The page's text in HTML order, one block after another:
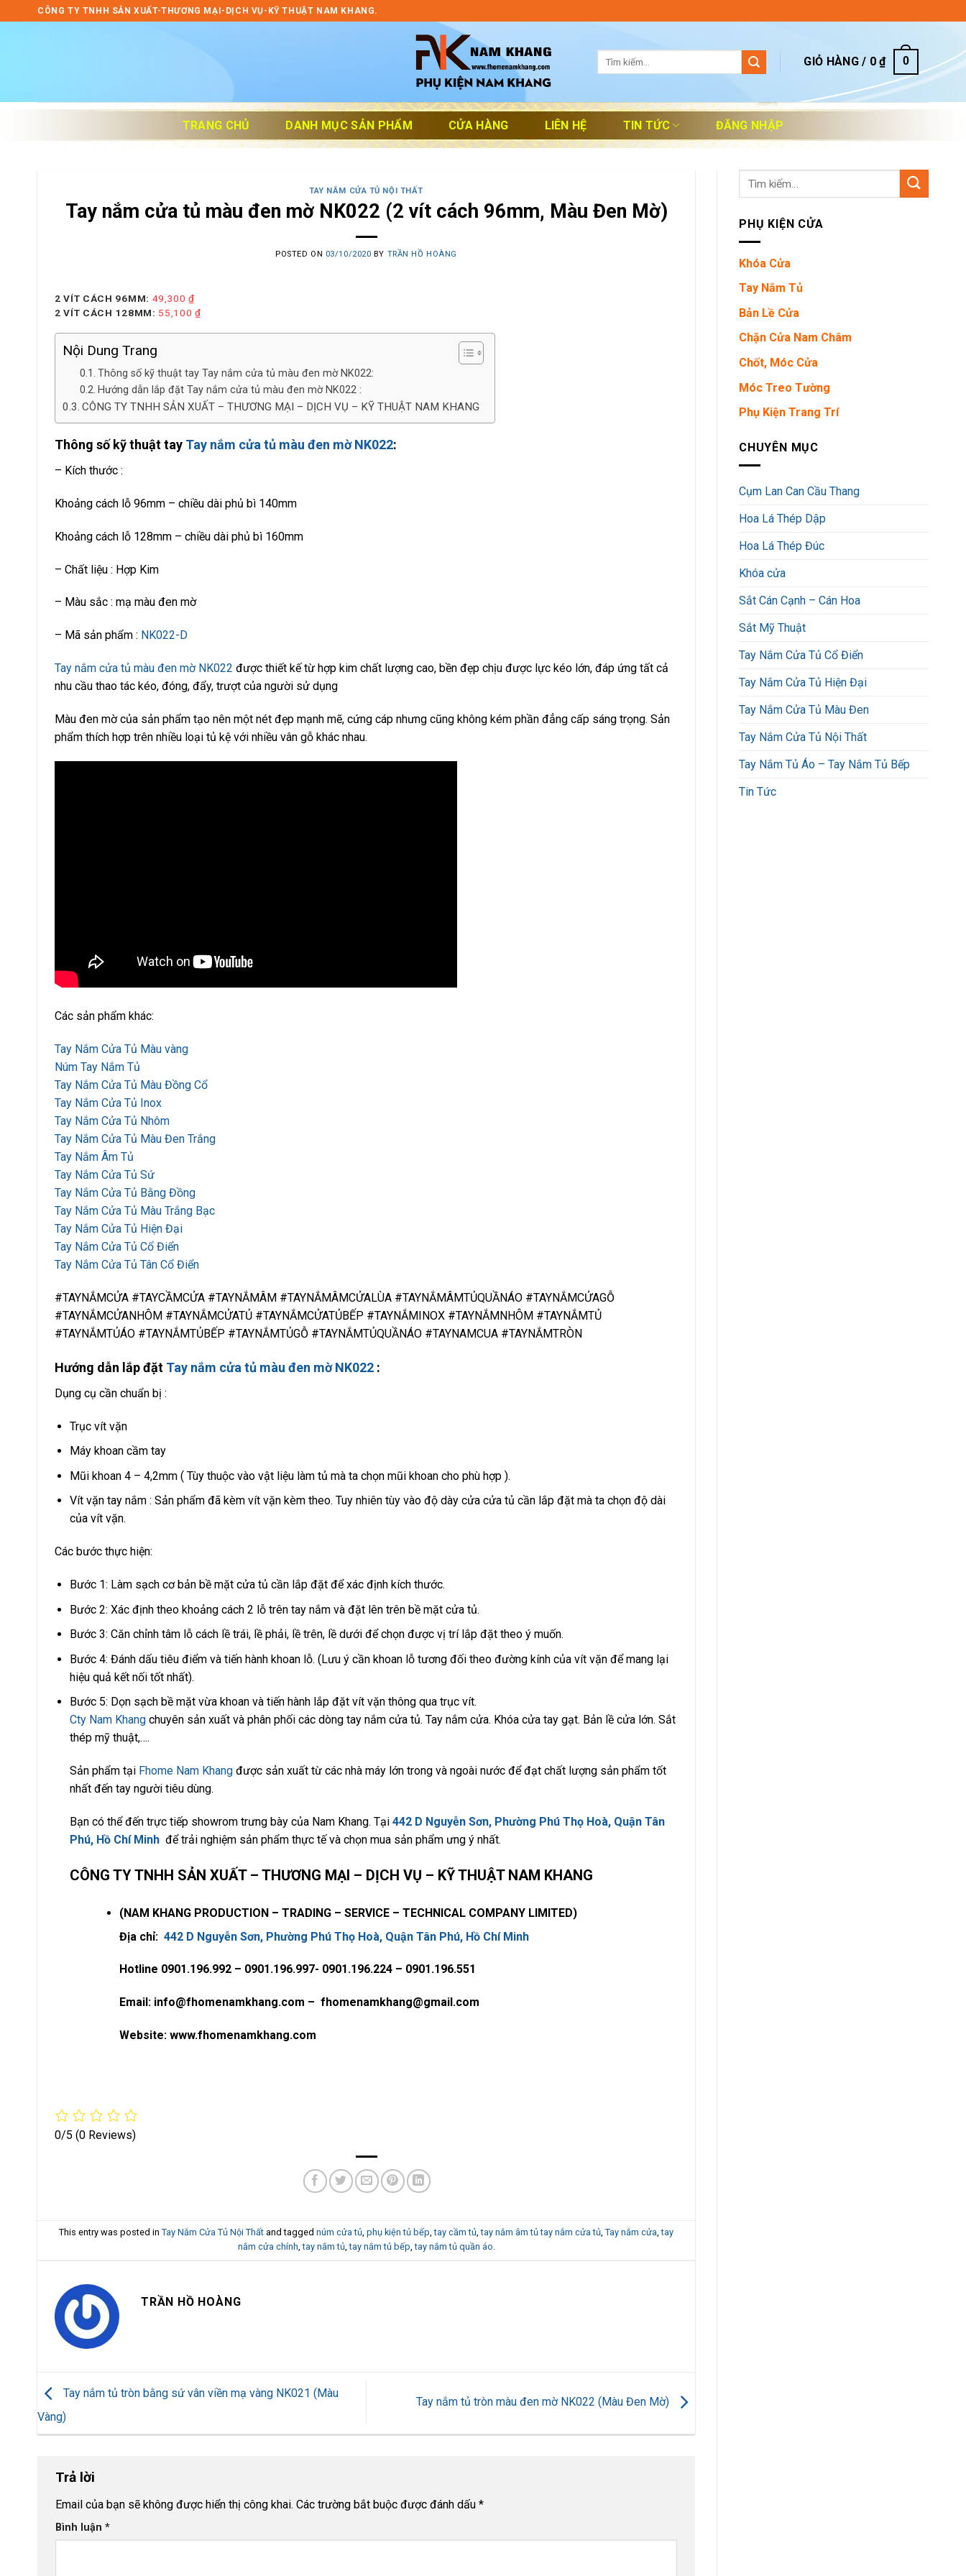
to
CÔNG TY TNHH SẢN XUẤT-THƯƠNG MẠI-DỊCH VỤ-KỸ THUẬT NAM KHANG.
GIỎ HÀNG / 0₫ 0
TRANG CHỦ DANH MỤC SẢN PHẨM CỬA HÀNG LIÊN HỆ TIN TỨC ĐĂNG NHẬP
TAY NẮM CỬA TỦ NỘI THẤT
Tay nắm cửa tủ màu đen mờ NK022 (2 vít cách 96mm, Màu Đen Mờ)
POSTED ON 03/10/2020 BY TRẦN HỒ HOÀNG
2 VÍT CÁCH 96MM: 49,300₫
2 VÍT CÁCH 128MM: 55,100₫
Nội Dung Trang
Thông số kỹ thuật tay Tay nắm cửa tủ màu đen mờ NK022:
Hướng dẫn lắp đặt Tay nắm cửa tủ màu đen mờ NK022 :
CÔNG TY TNHH SẢN XUẤT – THƯƠNG MẠI – DỊCH VỤ – KỸ THUẬT NAM KHANG
Thông số kỹ thuật tay Tay nắm cửa tủ màu đen mờ NK022:
– Kích thước :
Khoảng cách lỗ 96mm – chiều dài phủ bì 140mm
Khoảng cách lỗ 128mm – chiều dài phủ bì 160mm
– Chất liệu : Hợp Kim
– Màu sắc : mạ màu đen mờ
– Mã sản phẩm : NK022-D
Tay nắm cửa tủ màu đen mờ NK022 được thiết kế từ hợp kim chất lượng cao, bền đẹp chịu được lực kéo lớn, đáp ứng tất cả
nhu cầu thao tác kéo, đóng, đẩy, trượt của người sử dụng
Màu đen mờ của sản phẩm tạo nên một nét đẹp mạnh mẽ, cứng cáp nhưng cũng không kém phần đẳng cấp sáng trọng. Sản
phẩm thích hợp trên nhiều loại tủ kệ với nhiều vân gỗ khác nhau.
Các sản phẩm khác:
Tay Nắm Cửa Tủ Màu vàng
Núm Tay Nắm Tủ
Tay Nắm Cửa Tủ Màu Đồng Cổ
Tay Nắm Cửa Tủ Inox
Tay Nắm Cửa Tủ Nhôm
Tay Nắm Cửa Tủ Màu Đen Trắng
Tay Nắm Âm Tủ
Tay Nắm Cửa Tủ Sứ
Tay Nắm Cửa Tủ Bằng Đồng
Tay Nắm Cửa Tủ Màu Trắng Bạc
Tay Nắm Cửa Tủ Hiện Đại
Tay Nắm Cửa Tủ Cổ Điển
Tay Nắm Cửa Tủ Tân Cổ Điển
#TAYNẮMCỬA #TAYCẦMCỬA #TAYNẮMÂM #TAYNẮMÂMCỬALÙA #TAYNẮMÂMTỦQUẦNÁO #TAYNẮMCỬAGỖ
#TAYNẮMCỬANHÔM #TAYNẮMCỬATỦ #TAYNẮMCỬATỦBẾP #TAYNẮMINOX #TAYNẮMNHÔM #TAYNẮMTỦ
#TAYNẮMTỦÁO #TAYNẮMTỦBẾP #TAYNẮMTỦGỖ #TAYNẮMTỦQUẦNÁO #TAYNAMCUA #TAYNẮMTRÒN
Hướng dẫn lắp đặt Tay nắm cửa tủ màu đen mờ NK022 :
Dụng cụ cần chuẩn bị :
Trục vít vặn
Máy khoan cầm tay
Mũi khoan 4 – 4,2mm ( Tùy thuộc vào vật liệu làm tủ mà ta chọn mũi khoan cho phù hợp ).
Vít vặn tay nắm : Sản phẩm đã kèm vít vặn kèm theo. Tuy nhiên tùy vào độ dày cửa cửa tủ cần lắp đặt mà ta chọn độ dài
của vít vặn.
Các bước thực hiện:
Bước 1: Làm sạch cơ bản bề mặt cửa tủ cần lắp đặt để xác định kích thước.
Bước 2: Xác định theo khoảng cách 2 lỗ trên tay nắm và đặt lên trên bề mặt cửa tủ.
Bước 3: Căn chỉnh tâm lỗ cách lề trái, lề phải, lề trên, lề dưới để chọn được vị trí lắp đặt theo ý muốn.
Bước 4: Đánh dấu tiêu điểm và tiến hành khoan lỗ. (Lưu ý cần khoan lỗ tương đối theo đường kính của vít vặn để mang lại
hiệu quả kết nối tốt nhất).
Bước 5: Dọn sạch bề mặt vừa khoan và tiến hành lắp đặt vít vặn thông qua trục vít.
Cty Nam Khangchuyên sản xuất và phân phối các dòng tay nắm cửa tủ. Tay nắm cửa. Khóa cửa tay gạt. Bản lề cửa lớn. Sắt
thép mỹ thuật,….
Sản phẩm tại Fhome Nam Khangđược sản xuất từ các nhà máy lớn trong và ngoài nước để đạt chất lượng sản phẩm tốt
nhất đến tay người tiêu dùng.
Bạn có thể đến trực tiếp showrom trưng bày của Nam Khang. Tại 442 D Nguyễn Sơn, Phường Phú Thọ Hoà, Quận Tân
Phú, Hồ Chí Minh để trải nghiệm sản phẩm thực tế và chọn mua sản phẩm ưng ý nhất.
CÔNG TY TNHH SẢN XUẤT – THƯƠNG MẠI – DỊCH VỤ – KỸ THUẬT NAM KHANG
(NAM KHANG PRODUCTION – TRADING – SERVICE – TECHNICAL COMPANY LIMITED)
Địa chỉ: 442 D Nguyễn Sơn, Phường Phú Thọ Hoà, Quận Tân Phú, Hồ Chí Minh
Hotline 0901.196.992 – 0901.196.997- 0901.196.224 – 0901.196.551
Email: info@fhomenamkhang.com – fhomenamkhang@gmail.com
Website: www.fhomenamkhang.com
0/5 (0 Reviews)
This entry was posted in Tay Nắm Cửa Tủ Nội Thất and tagged núm cửa tủ phụ kiện tủ bếp ,tay cầm tủ ,tay nắm âm tủ tay nắm cửa tủ Tay nắm cửa ,tay
nắm cửa chính ,tay nắm tủ,tay nắm tủ bếp ,tay nắm tủ quần áo
TRẦN HỒ HOÀNG
Tay nắm tủ tròn bằng sứ vân viền mạ vàng NK021 (Màu
Vàng)
Tay nắm tủ tròn màu đen mờ NK022 (Màu Đen Mờ)
Trả lời
Email của bạn sẽ không được hiển thị công khai. Các trường bắt buộc được đánh dấu *
Bình luận *
Tìm
PHỤ KIỆN CỬA
Khóa Cửa
Tay Nắm Tủ
Bản Lề Cửa
Chặn Cửa Nam Châm
Chốt, Móc Cửa
Móc Treo Tường
Phụ Kiện Trang Trí
CHUYÊN MỤC
Cụm Lan Can Cầu Thang
Hoa Lá Thép Dập
Hoa Lá Thép Đúc
Khóa cửa
Sắt Cán Cạnh – Cán Hoa
Sắt Mỹ Thuật
Tay Nắm Cửa Tủ Cổ Điển
Tay Nắm Cửa Tủ Hiện Đại
Tay Nắm Cửa Tủ Màu Đen
Tay Nắm Cửa Tủ Nội Thất
Tay Nắm Tủ Áo – Tay Nắm Tủ Bếp
Tin Tức